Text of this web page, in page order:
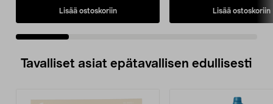
Lisää ostoskoriin Lisää ostoskoriin
Tavalliset asiat epätavallisen edullisesti